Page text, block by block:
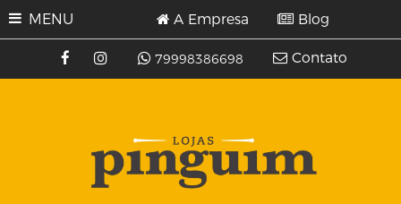
MENU
79998386698
A Empresa Blog
Contato